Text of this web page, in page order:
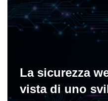
La sicurezza
vista di uno